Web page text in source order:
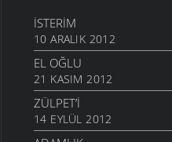
İSTERIM
10 ARALIK 2012
EL OĞLU
21 KASIM 2012
ZÜLPET’I
14 EYLÜL 2012